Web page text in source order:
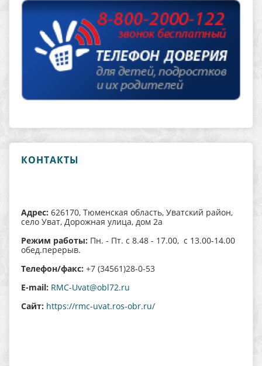
КОНТАКТЫ
Адрес: 626170, Тюменская область, Уватский район,
село Уват, Дорожная улица, дом 2а
Режим работы: Пн. - Пт. с 8.48 - 17.00, с 13.00-14.00
обед.перерыв.
Телефон/факс: +7 (34561)28-0-53
E-mail: RMC-Uvat@obl72.ru
Сайт: https://rmc-uvat.ros-obr.ru/